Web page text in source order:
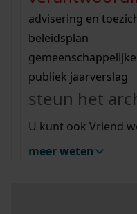
bouwvergunningen
vergunningen
beeld en geluid
uitleg nodig?
Wij helpen u op weg
bekijk alle zoektips
Wij helpen u op weg
bekijk alle zoektips
bekijk ons
advisering en
beleidsplan
publiek jaarverslag
steun het
U kunt ook Vriend
meer weten
Mijn Studiezaal